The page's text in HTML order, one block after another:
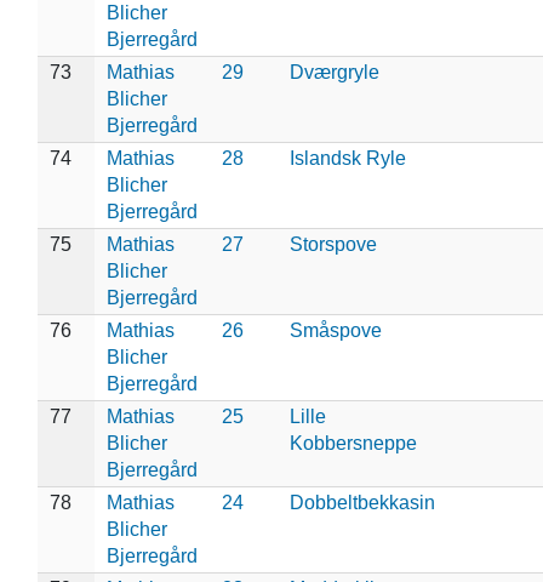
Blicher
Bjerregård
73
Mathias
Blicher
Bjerregård
29 Dværgryle
74
Mathias
Blicher
Bjerregård
28 Islandsk Ryle
75
Mathias
Blicher
Bjerregård
27 Storspove
76
Mathias
Blicher
Bjerregård
26 Småspove
77
Mathias
Blicher
Bjerregård
25
Lille
Kobbersneppe
78
Mathias
Blicher
Bjerregård
24 Dobbeltbekkasin